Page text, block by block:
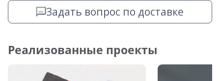
Задать вопрос по доставке
Реализованные проекты